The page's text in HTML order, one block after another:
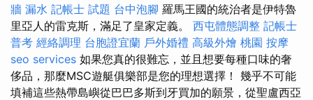
牆 漏水 記帳士 試題 台中泡腳 羅馬王國的統治者是伊特魯
里亞人的雷克斯，滿足了皇家定義。 西屯體態調整 記帳士
普考 經絡調理 台胞證宜蘭 戶外婚禮 高級外燴 桃園 按摩
seo services 如果您真的很難忘，並且想要每種口味的奢
侈品，那麼MSC遊艇俱樂部是您的理想選擇！ 幾乎不可能
填補這些熱帶島嶼從巴巴多斯到牙買加的願景，從聖盧西亞